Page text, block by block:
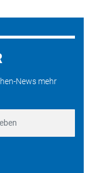
News mehr